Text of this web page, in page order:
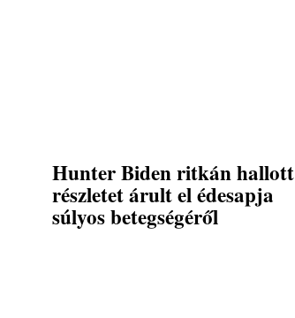
Hunter Biden ritkán hallott
részletet árult el édesapja
súlyos betegségéről